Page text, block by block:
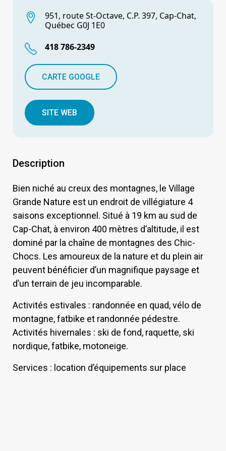
951, route St-Octave, C.P. 397, Cap-Chat,
Québec G0J 1E0
418 786-2349
CARTE GOOGLE
SITE WEB
Description
Bien niché au creux des montagnes, le Village
Grande Nature est un endroit de villégiature 4
saisons exceptionnel. Situé à 19 km au sud de
Cap-Chat, à environ 400 mètres d’altitude, il est
dominé par la chaîne de montagnes des Chic-
Chocs. Les amoureux de la nature et du plein air
peuvent bénéficier d’un magnifique paysage et
d’un terrain de jeu incomparable.
Activités estivales : randonnée en quad, vélo de
montagne, fatbike et randonnée pédestre.
Activités hivernales : ski de fond, raquette, ski
nordique, fatbike, motoneige.
Services : location d’équipements sur place